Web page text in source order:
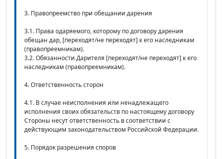
3. Правопреемство при обещании дарения
3.1. Права одаряемого, которому по договору дарения
обещан дар, [переходят/не переходят] к его наследникам
(правопреемникам).
3.2. Обязанности Дарителя [переходят/не переходят] к его
наследникам (правопреемникам).
4. Ответственность сторон
4.1. В случае неисполнения или ненадлежащего
исполнения своих обязательств по настоящему договору
Стороны несут ответственность в соответствии с
действующим законодательством Российской Федерации.
5. Порядок разрешения споров